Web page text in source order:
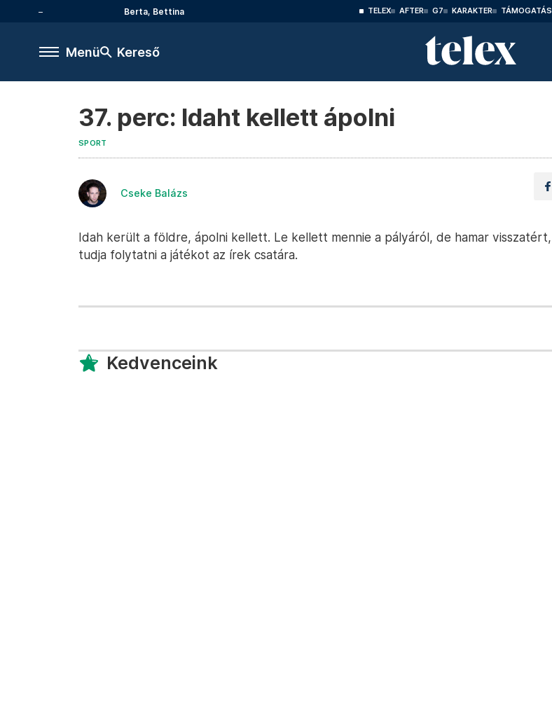
Berta, Bettina TELEX AFTER G7 KARAKTER TÁMOGATÁS
Menü Kereső
37. perc: Idaht kellett ápolni
SPORT
Cseke Balázs
Idah került a földre, ápolni kellett. Le kellett mennie a pályáról, de hamar visszatért,
tudja folytatni a játékot az írek csatára.
Kedvenceink